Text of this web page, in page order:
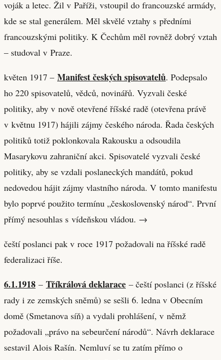
voják a letec. Žil v Paříži, vstoupil do francouzské armády,
kde se stal generálem. Měl skvělé vztahy s předními
francouzskými politiky. K Čechům měl rovněž dobrý vztah
– studoval v Praze.
květen 1917 – Manifest českých spisovatelů. Podepsalo
ho 220 spisovatelů, vědců, novinářů. Vyzvali české
politiky, aby v nově otevřené říšské radě (otevřena právě
v květnu 1917) hájili zájmy českého národa. Řada českých
politiků totiž poklonkovala Rakousku a odsoudila
Masarykovu zahraniční akci. Spisovatelé vyzvali české
politiky, aby se vzdali poslaneckých mandátů, pokud
nedovedou hájit zájmy vlastního národa. V tomto manifestu
bylo poprvé použito termínu „československý národ“. První
přímý nesouhlas s vídeňskou vládou. →
čeští poslanci pak v roce 1917 požadovali na říšské radě
federalizaci říše.
6.1.1918 – Tříkrálová deklarace – čeští poslanci (z říšské
rady i ze zemských sněmů) se sešli 6. ledna v Obecním
domě (Smetanova síň) a vydali prohlášení, v němž
požadovali „právo na sebeurčení národů“. Návrh deklarace
sestavil Alois Rašín. Nemluví se tu zatím přímo o